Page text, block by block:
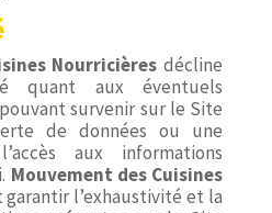
Nourricières décline
quant aux éventuels
survenir sur le Site
de données ou une
aux informations
Mouvement des Cuisines
l’exhaustivité et la